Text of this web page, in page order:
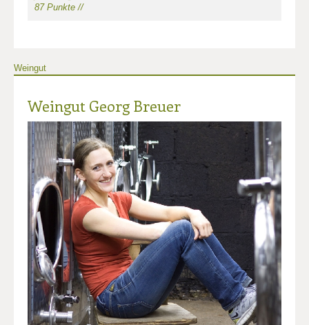
87 Punkte //
Weingut
Weingut Georg Breuer